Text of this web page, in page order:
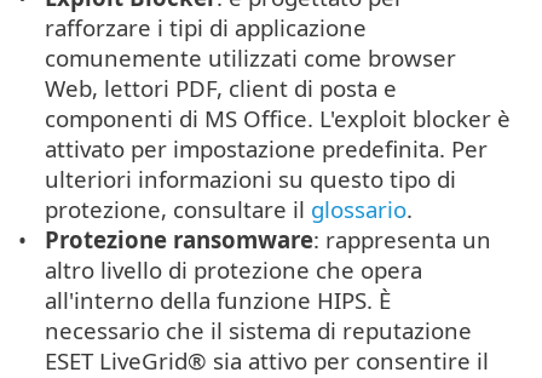
rafforzare i tipi di applicazione
comunemente utilizzati come browser
Web, lettori PDF, client di posta e
componenti di MS Office. L'exploit blocker è
attivato per impostazione predefinita. Per
ulteriori informazioni su questo tipo di
protezione, consultare il glossario.
Protezione ransomware: rappresenta un
altro livello di protezione che opera
all'interno della funzione HIPS. È
necessario che il sistema di reputazione
ESET LiveGrid® sia attivo per consentire il